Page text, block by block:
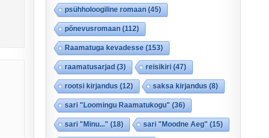
psühholoogiline romaan(45)
põnevusromaan(112)
Raamatuga kevadesse(153)
raamatusarjad(3) reisikiri(47)
rootsi kirjandus(12) saksa kirjandus(8)
sari "Loomingu Raamatukogu"(36)
sari "Minu..."(18) sari "Moodne Aeg"(15)